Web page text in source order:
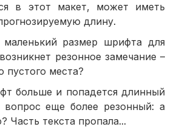
в этот макет, может иметь
длину.
размер шрифта для
резонное замечание –
пустого места?
больше и попадется длинный
вопрос еще более резонный: а
Часть текста пропала...